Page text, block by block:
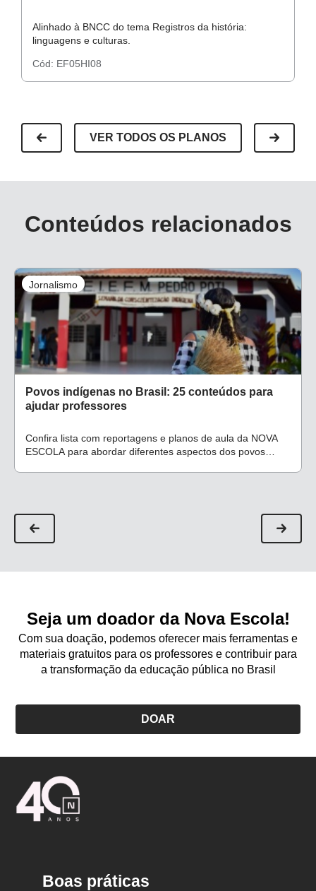
Alinhado à BNCC do tema Registros da história:
linguagens e culturas.
Cód: EF05HI08
VER TODOS OS PLANOS
Conteúdos relacionados
Jornalismo
Povos indígenas no Brasil: 25 conteúdos para
ajudar professores
Confira lista com reportagens e planos de aula da NOVA
ESCOLA para abordar diferentes aspectos dos povos
Seja um doador da Nova Escola!
Com sua doação, podemos oferecer mais ferramentas e
materiais gratuitos para os professores e contribuir para
a transformação da educação pública no Brasil
DOAR
Boas práticas